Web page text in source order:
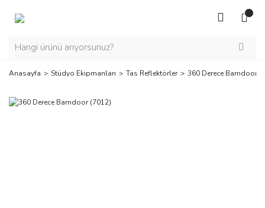
Anasayfa Stüdyo Ekipmanları Tas Reflektörler 360 Derece Barndoor